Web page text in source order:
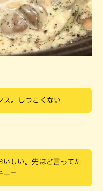
ス。しつこくない
いしい。先ほど言ってた
ーニ